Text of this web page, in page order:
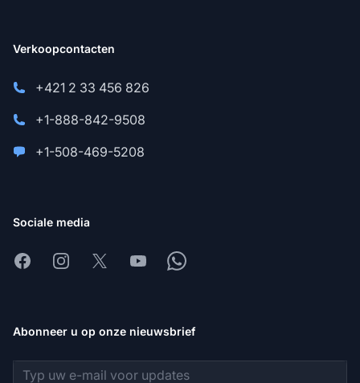
Verkoopcontacten
+421 2 33 456 826
+1-888-842-9508
+1-508-469-5208
Sociale media
FacebookInstagram
X YoutubeWhatsapp
Abonneer u op onze nieuwsbrief
E-mailadres